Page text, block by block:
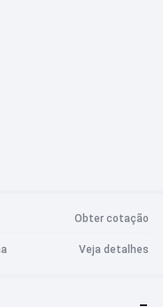
em cartão
Obter cotação
Veja detalhes